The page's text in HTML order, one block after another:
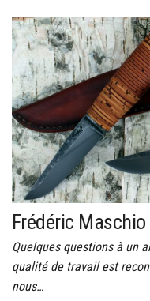
Frédéric
Quelques questions à un
qualité de travail est
nous…